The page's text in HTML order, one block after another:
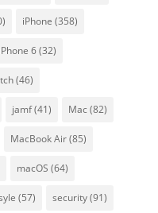
iPhone (358)
iPhone 6(32)
(46)
jamf(41) Mac (82)
MacBook Air(85)
macOS (64)
(57) security(91)